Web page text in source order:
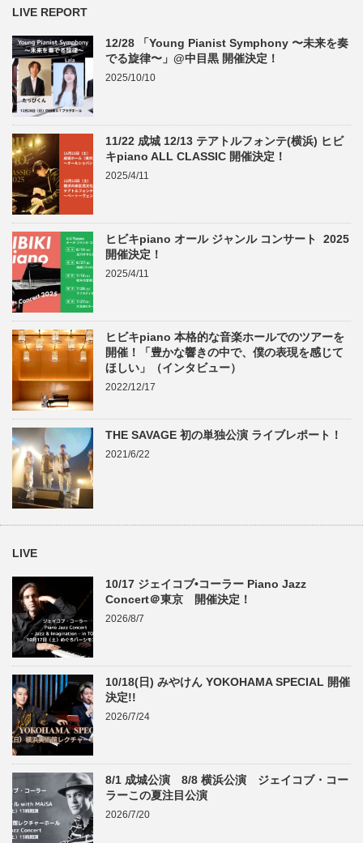
LIVE REPORT
12/28 「Young Pianist Symphony 〜未来を奏
でる旋律〜」@中目黒 開催決定！
2025/10/10
11/22 成城 12/13 テアトルフォンテ(横浜) ヒビ
キpiano ALL CLASSIC 開催決定！
2025/4/11
ヒビキpiano オール ジャンル コンサート 2025
開催決定！
2025/4/11
ヒビキpiano 本格的な音楽ホールでのツアーを
開催！「豊かな響きの中で、僕の表現を感じて
ほしい」（インタビュー）
2022/12/17
THE SAVAGE 初の単独公演 ライブレポート！
2021/6/22
LIVE
10/17 ジェイコブ•コーラー Piano Jazz
Concert＠東京 開催決定！
2026/8/7
10/18(日) みやけん YOKOHAMA SPECIAL 開催
決定!!
2026/7/24
8/1 成城公演 8/8 横浜公演 ジェイコブ・コー
ラーこの夏注目公演
2026/7/20